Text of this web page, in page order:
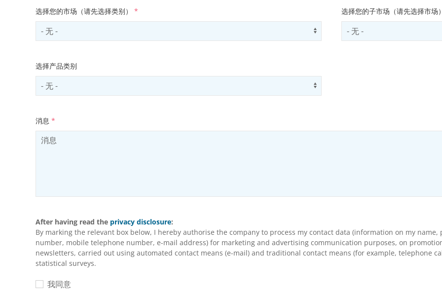
选择您的市场（请先选择类别） *
Select sector Use arrow keys to navigate
选择您的子市场（请先选择市场）
Select subSector
选择产品类别
Select productCategory
消息 *
After having read the privacy disclosure:
By marking the relevant box below, I hereby authorise the company to process my contact data (information on my
number, mobile telephone number, e-mail address) for marketing and advertising communication purposes, on
newsletters, carried out using automated contact means (e-mail) and traditional contact means (for example, telephone
statistical surveys.
我同意